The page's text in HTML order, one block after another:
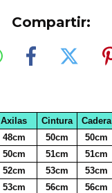
Compartir:
Axilas Cintura Cadera
48cm 50cm 50cm
50cm 51cm 51cm
52cm 53cm 53cm
53cm 56cm 56cm